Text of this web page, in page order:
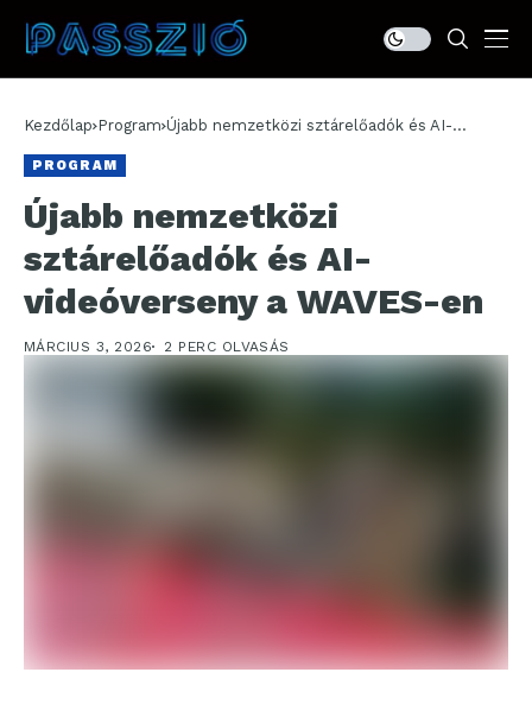
Kezdőlap Program Újabb nemzetközi sztárelőadók és AI-
PROGRAM
Újabb nemzetközi
sztárelőadók és AI-
videóverseny a WAVES-en
MÁRCIUS 3, 2026 2 PERC OLVASÁS